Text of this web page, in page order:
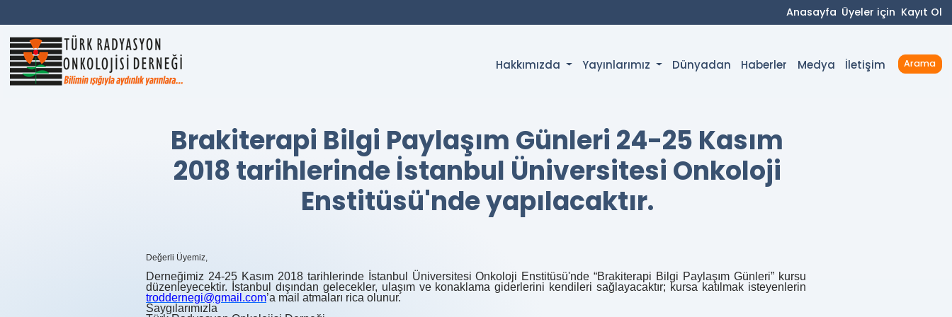
Anasayfa Üyeler için Kayıt Ol
Hakkımızda Yayınlarımız Dünyadan Haberler Medya İletişim Arama
Brakiterapi Bilgi Paylaşım Günleri 24-25 Kasım
2018 tarihlerinde İstanbul Üniversitesi Onkoloji
Enstitüsü'nde yapılacaktır.
Değerli Üyemiz,
Derneğimiz 24-25 Kasım 2018 tarihlerinde İstanbul Üniversitesi Onkoloji Enstitüsü'nde “Brakiterapi Bilgi Paylaşım Günleri” kursu
düzenleyecektir. İstanbul dışından gelecekler, ulaşım ve konaklama giderlerini kendileri sağlayacaktır; kursa katılmak isteyenlerin
troddernegi@gmail.com’a mail atmaları rica olunur.
Saygılarımızla